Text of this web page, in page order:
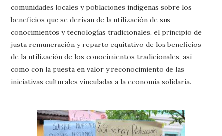
comunidades locales y poblaciones indígenas sobre los
beneficios que se derivan de la utilización de sus
conocimientos y tecnologías tradicionales, el principio de
justa remuneración y reparto equitativo de los beneficios
de la utilización de los conocimientos tradicionales, así
como con la puesta en valor y reconocimiento de las
iniciativas culturales vinculadas a la economía solidaria.